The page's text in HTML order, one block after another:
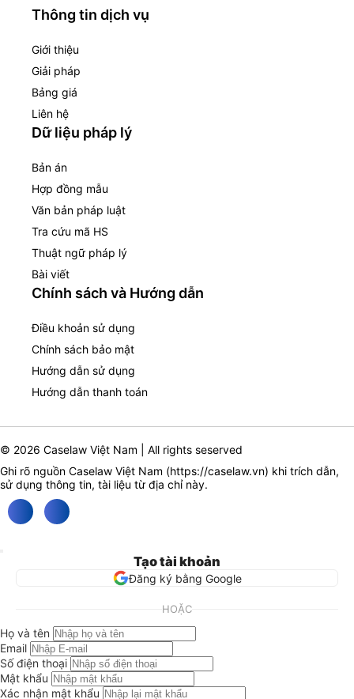
Thông tin dịch vụ
Giới thiệu
Giải pháp
Bảng giá
Liên hệ
Dữ liệu pháp lý
Bản án
Hợp đồng mẫu
Văn bản pháp luật
Tra cứu mã HS
Thuật ngữ pháp lý
Bài viết
Chính sách và Hướng dẫn
Điều khoản sử dụng
Chính sách bảo mật
Hướng dẫn sử dụng
Hướng dẫn thanh toán
© 2026 Caselaw Việt Nam | All rights seserved
Ghi rõ nguồn Caselaw Việt Nam (https://caselaw.vn) khi trích dẫn,
sử dụng thông tin, tài liệu từ địa chỉ này.
Tạo tài khoản
Đăng ký bằng Google
HOẶC
Họ và tên
Email
Số điện thoại
Mật khẩu
Xác nhận mật khẩu